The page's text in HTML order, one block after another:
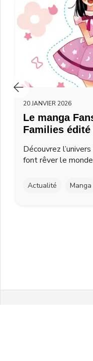
20 JANVIER 2026
Le manga
Families
Découvrez
font rêver le
Actualité Manga